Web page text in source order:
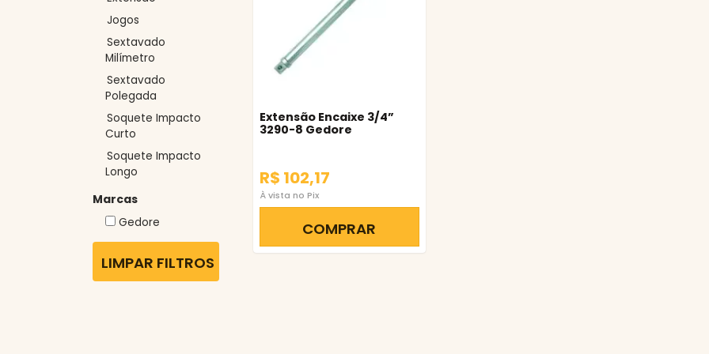
Jogos
Sextavado
Milímetro
Sextavado
Polegada
Soquete Impacto
Curto
Soquete Impacto
Longo
Marcas
Gedore
LIMPAR FILTROS
Extensão Encaixe 3/4”
3290-8 Gedore
R$ 102,17
À vista no Pix
COMPRAR